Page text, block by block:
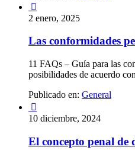

2 enero, 2025
Las conformidades
11 FAQs – Guía para las
posibilidades de acuerdo
Publicado en: General

10 diciembre, 2024
El concepto penal de